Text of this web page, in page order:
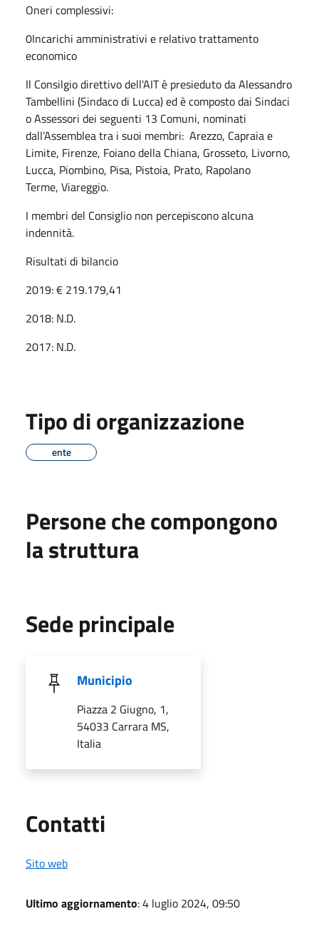
Oneri complessivi:
0Incarichi amministrativi e relativo trattamento
economico
Il Consilgio direttivo dell'AIT è presieduto da Alessandro
Tambellini (Sindaco di Lucca) ed è composto dai Sindaci
o Assessori dei seguenti 13 Comuni, nominati
dall’Assemblea tra i suoi membri: Arezzo, Capraia e
Limite, Firenze, Foiano della Chiana, Grosseto, Livorno,
Lucca, Piombino, Pisa, Pistoia, Prato, Rapolano
Terme, Viareggio.
I membri del Consiglio non percepiscono alcuna
indennità.
Risultati di bilancio
2019: € 219.179,41
2018: N.D.
2017: N.D.
Tipo di organizzazione
ente
Persone che compongono
la struttura
Sede principale
Municipio
Piazza 2 Giugno, 1,
54033 Carrara MS,
Italia
Contatti
Sito web
Ultimo aggiornamento: 4 luglio 2024, 09:50